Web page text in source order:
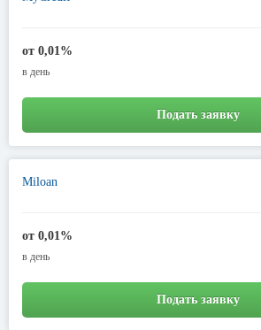
от 0,01%
в день
Подать заявку
Miloan
от 0,01%
в день
Подать заявку